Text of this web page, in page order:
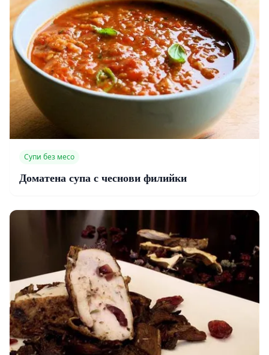
Супи без месо
Доматена супа с чеснови филийки